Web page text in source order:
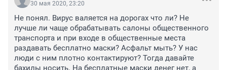
30 мая 2020, 23:20
Не понял. Вирус валяется на дорогах что ли? Не
лучше ли чаще обрабатывать салоны общественного
транспорта и при входе в общественные места
раздавать бесплатно маски? Асфальт мыть? У нас
люди с ним плотно контактируют? Тогда давайте
бахилы носить. На бесплатные маски денег нет, а